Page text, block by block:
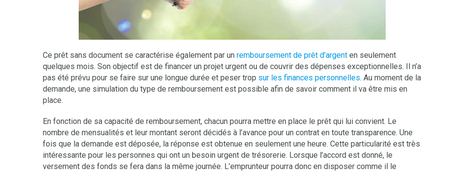
Ce prêt sans document se caractérise également par un remboursement de prêt d’argent en seulement
quelques mois. Son objectif est de financer un projet urgent ou de couvrir des dépenses exceptionnelles. Il n’a
pas été prévu pour se faire sur une longue durée et peser trop sur les finances personnelles. Au moment de la
demande, une simulation du type de remboursement est possible afin de savoir comment il va être mis en
place.
En fonction de sa capacité de remboursement, chacun pourra mettre en place le prêt qui lui convient. Le
nombre de mensualités et leur montant seront décidés à l’avance pour un contrat en toute transparence. Une
fois que la demande est déposée, la réponse est obtenue en seulement une heure. Cette particularité est très
intéressante pour les personnes qui ont un besoin urgent de trésorerie. Lorsque l’accord est donné, le
versement des fonds se fera dans la même journée. L’emprunteur pourra donc en disposer comme il le